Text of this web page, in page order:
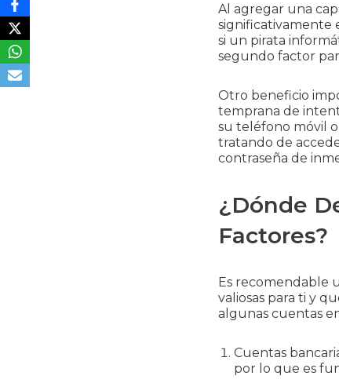
Al agregar una
significativamente
si un pirata
segundo factor
Otro beneficio
temprana de
su teléfono móvil
tratando de
contraseña de
¿Dónde
Factores?
Es recomendable
valiosas para ti y
algunas cuentas
Cuentas
por lo que es